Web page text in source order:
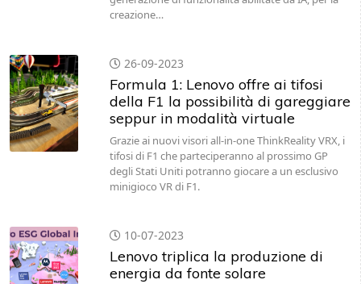
creazione…
26-09-2023
Formula 1: Lenovo offre ai tifosi
della F1 la possibilità di gareggiare
seppur in modalità virtuale
Grazie ai nuovi visori all-in-one ThinkReality VRX, i
tifosi di F1 che parteciperanno al prossimo GP
degli Stati Uniti potranno giocare a un esclusivo
minigioco VR di F1.
10-07-2023
Lenovo triplica la produzione di
energia da fonte solare